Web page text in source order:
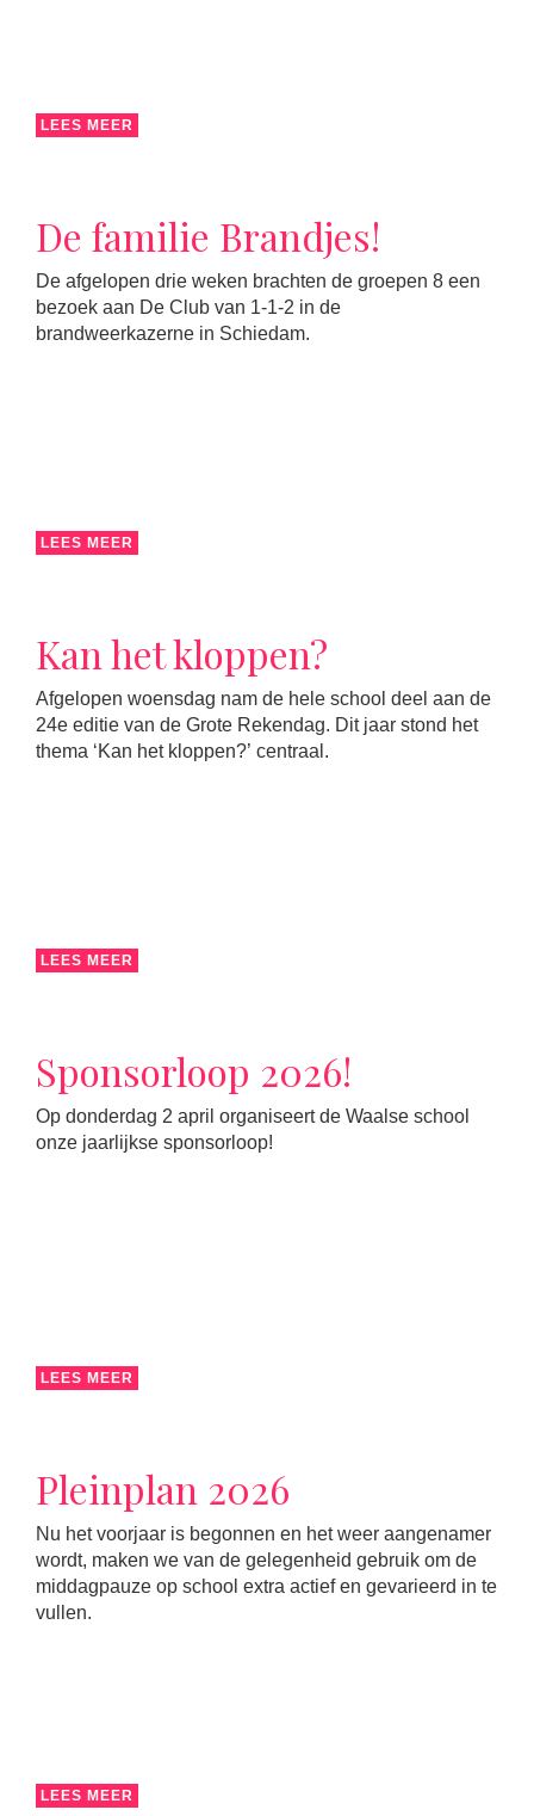
LEES MEER
De familie Brandjes!
De afgelopen drie weken brachten de groepen 8 een
bezoek aan De Club van 1-1-2 in de
brandweerkazerne in Schiedam.
LEES MEER
Kan het kloppen?
Afgelopen woensdag nam de hele school deel aan de
24e editie van de Grote Rekendag. Dit jaar stond het
thema ‘Kan het kloppen?’ centraal.
LEES MEER
Sponsorloop 2026!
Op donderdag 2 april organiseert de Waalse school
onze jaarlijkse sponsorloop!
LEES MEER
Pleinplan 2026
Nu het voorjaar is begonnen en het weer aangenamer
wordt, maken we van de gelegenheid gebruik om de
middagpauze op school extra actief en gevarieerd in te
vullen.
LEES MEER